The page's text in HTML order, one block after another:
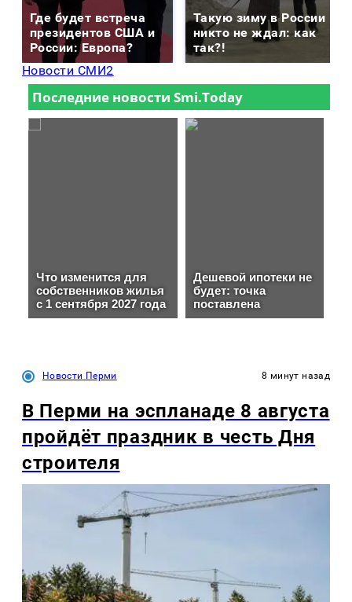
Где будет встреча
президентов США и
России: Европа?
Такую зиму в России
никто не ждал: как
так?!
Новости СМИ2
Новости Перми 8 минут назад
В Перми на эспланаде 8 августа
пройдёт праздник в честь Дня
строителя